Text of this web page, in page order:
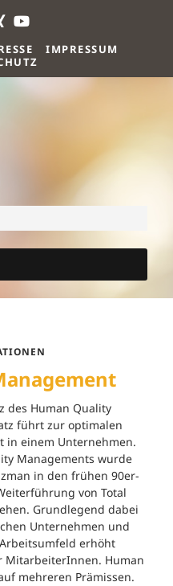
IMPRESSUM
des Human Quality
führt zur optimalen
in einem Unternehmen.
Managements wurde
in den frühen 90er-
von Total
Grundlegend dabei
Unternehmen und
erhöht
MitarbeiterInnen. Human
mehreren Prämissen.